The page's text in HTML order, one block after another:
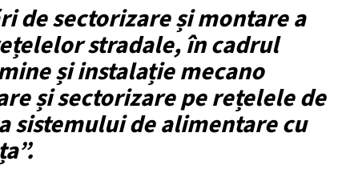
de sectorizare și montare a
stradale, în cadrul
și instalație mecano
și sectorizare pe rețelele de
sistemului de alimentare cu